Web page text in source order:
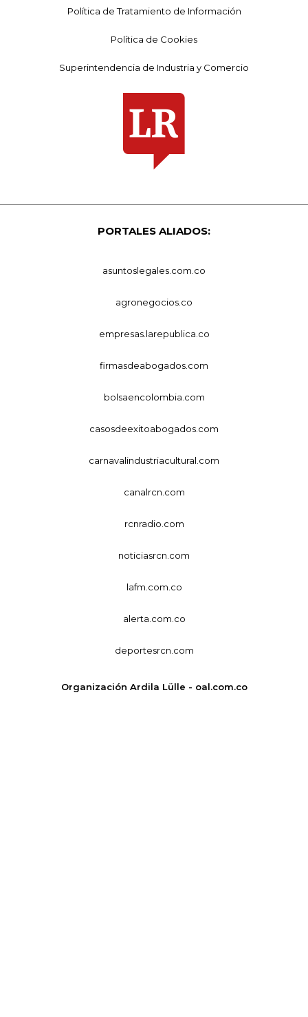
Política de Tratamiento de Información
Política de Cookies
Superintendencia de Industria y Comercio
PORTALES ALIADOS:
asuntoslegales.com.co
agronegocios.co
empresas.larepublica.co
firmasdeabogados.com
bolsaencolombia.com
casosdeexitoabogados.com
carnavalindustriacultural.com
canalrcn.com
rcnradio.com
noticiasrcn.com
lafm.com.co
alerta.com.co
deportesrcn.com
Organización Ardila Lülle - oal.com.co